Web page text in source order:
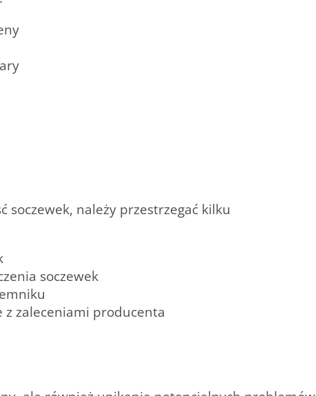
soczewek, należy przestrzegać kilku
soczewek
z zaleceniami producenta